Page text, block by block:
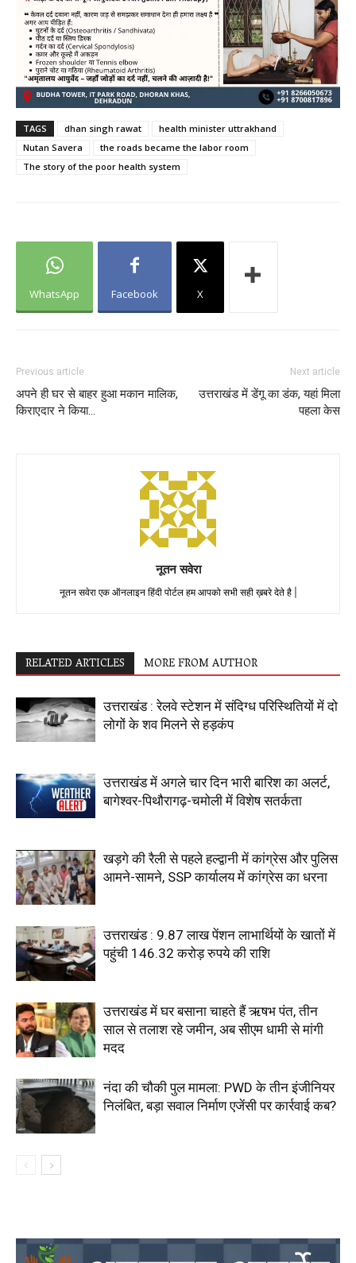
TAGS dhan singh rawat
health minister uttrakhand
Nutan Savera
the roads became the labor room
The story of the poor health system
WhatsApp Facebook X
Previous article
अपने ही घर से बाहर हुआ मकान मालिक,
किराएदार ने किया…
Next article
उत्तराखंड में डेंगू का डंक, यहां मिला
पहला केस
नूतन सवेरा
नूतन सवेरा एक ऑनलाइन हिंदी पोर्टल हम आपको सभी सही ख़बरे देते है |
RELATED ARTICLES MORE FROM AUTHOR
उत्तराखंड : रेलवे स्टेशन में संदिग्ध परिस्थितियों में दो
लोगों के शव मिलने से हड़कंप
उत्तराखंड में अगले चार दिन भारी बारिश का अलर्ट,
बागेश्वर-पिथौरागढ़-चमोली में विशेष सतर्कता
खड़गे की रैली से पहले हल्द्वानी में कांग्रेस और पुलिस
आमने-सामने, SSP कार्यालय में कांग्रेस का धरना
उत्तराखंड : 9.87 लाख पेंशन लाभार्थियों के खातों में
पहुंची 146.32 करोड़ रुपये की राशि
उत्तराखंड में घर बसाना चाहते हैं ऋषभ पंत, तीन
साल से तलाश रहे जमीन, अब सीएम धामी से मांगी
मदद
नंदा की चौकी पुल मामला: PWD के तीन इंजीनियर
निलंबित, बड़ा सवाल निर्माण एजेंसी पर कार्रवाई कब?